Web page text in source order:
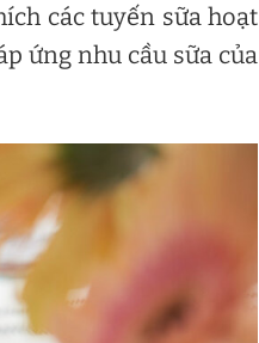
các tuyến sữa hoạt
ứng nhu cầu sữa của